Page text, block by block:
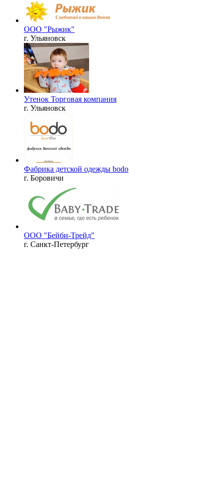
ООО "Рыжик"
г. Ульяновск
Утенок Торговая компания
г. Ульяновск
Фабрика детской одежды bodo
г. Боровичи
ООО "Бейби­-Трейд"
г. Санкт-Петербург